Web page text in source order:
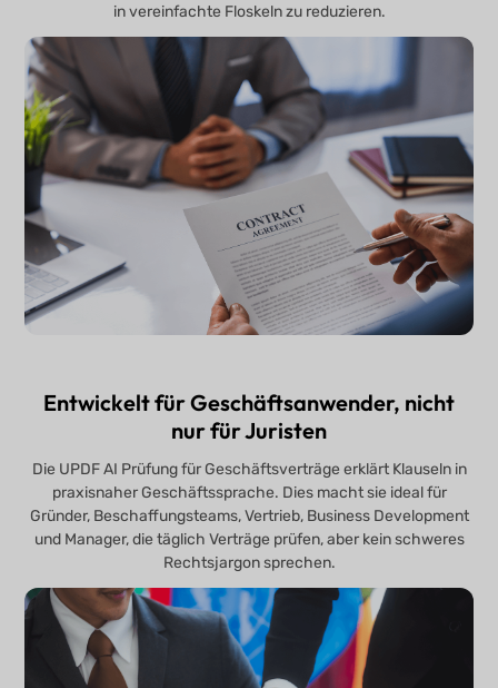
in vereinfachte Floskeln zu reduzieren.
Entwickelt für Geschäftsanwender, nicht
nur für Juristen
Die UPDF AI Prüfung für Geschäftsverträge erklärt Klauseln in
praxisnaher Geschäftssprache. Dies macht sie ideal für
Gründer, Beschaffungsteams, Vertrieb, Business Development
und Manager, die täglich Verträge prüfen, aber kein schweres
Rechtsjargon sprechen.